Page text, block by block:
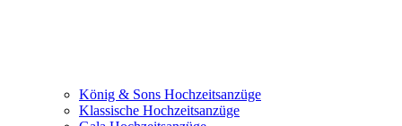
König & Sons Hochzeitsanzüge
Klassische Hochzeitsanzüge